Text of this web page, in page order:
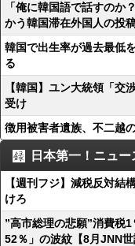
「俺に韓国語で話すの
かう韓国滞在外国人の投
韓国で出生率が過去最低
る
【韓国】ユン大統領「
受け
徴用被害者遺族、不二越
日本第一！ニュー
【週刊フジ】減税反対
けろ
”高市総理の悲願”消費税
52％」の波紋【8月JNN